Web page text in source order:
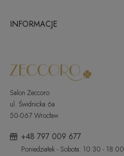
INFORMACJE
Salon Zeccoro
ul. Świdnicka 6a
50-067 Wrocław
+48 797 009 677
Poniedziałek - Sobota: 10:30 - 18:00